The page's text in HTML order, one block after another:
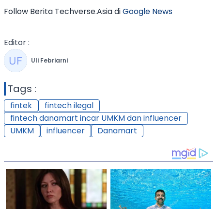
Follow Berita Techverse.Asia diGoogle News
Editor :
Uli Febriarni
Tags :
fintek
fintech ilegal
fintech danamart incar UMKM dan influencer
UMKM
influencer Danamart